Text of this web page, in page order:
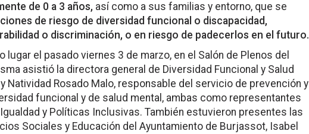
de 0 a 3 años, así como a sus familias y entorno, que se
de riesgo de diversidad funcional o discapacidad,
o discriminación, o en riesgo de padecerlos en el futuro.
lugar el pasado viernes 3 de marzo, en el Salón de Plenos del
asistió la directora general de Diversidad Funcional y Salud
Natividad Rosado Malo, responsable del servicio de prevención y
funcional y de salud mental, ambas como representantes
y Políticas Inclusivas. También estuvieron presentes las
Sociales y Educación del Ayuntamiento de Burjassot, Isabel